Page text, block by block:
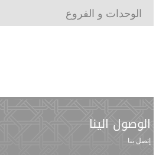
الوحدات و الفروع
الوصول الينا
إتصل بنا